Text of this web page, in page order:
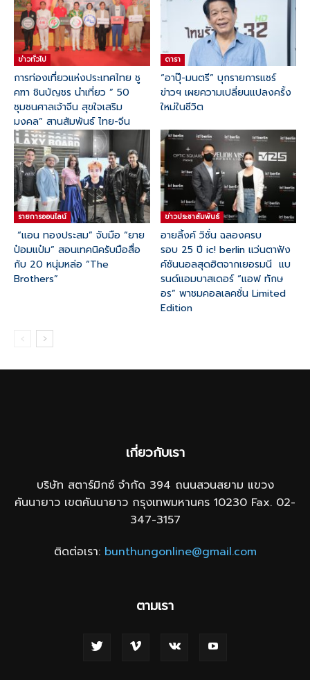
ข่าวทั่วไป
การท่องเที่ยวแห่งประเทศไทย ชู
คฑา ชินบัญชร นำเที่ยว ” 50
ชุมชนศาลเจ้าจีน สุขใจเสริม
มงคล” สานสัมพันธ์ ไทย-จีน
ดารา
“อาปุ๊-มนตรี” บุกรายการแชร์
ข่าวฯ เผยความเปลี่ยนแปลงครั้ง
ใหม่ในชีวิต
รายการออนไลน์
“แอน ทองประสม” จับมือ “ยาย
ป๋อมแป๋ม” สอนเทคนิครับมือสื่อ
กับ 20 หนุ่มหล่อ “The
Brothers”
ข่าวประชาสัมพันธ์
อายลิ้งค์ วิชั่น ฉลองครบ
รอบ 25 ปี ic! berlin แว่นตาฟัง
ค์ชันนอลสุดฮิตจากเยอรมนี แบ
รนด์แอมบาสเดอร์ “แอฟ ทักษ
อร” พาชมคอลเลคชั่น Limited
Edition
เกี่ยวกับเรา
บริษัท สตาร์มิกซ์ จำกัด 394 ถนนสวนสยาม แขวง
คันนายาว เขตคันนายาว กรุงเทพมหานคร 10230 Fax. 02-
347-3157
ติดต่อเรา: bunthungonline@gmail.com
ตามเรา